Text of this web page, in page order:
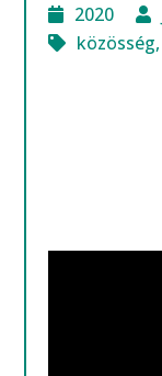
2020
közösség,